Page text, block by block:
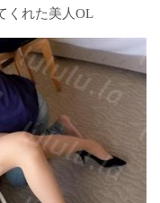
くれた美人OL